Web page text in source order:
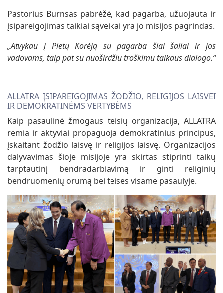
Pastorius Burnsas pabrėžė, kad pagarba, užuojauta ir
įsipareigojimas taikiai sąveikai yra jo misijos pagrindas.
„Atvykau į Pietų Korėją su pagarba šiai šaliai ir jos
vadovams, taip pat su nuoširdžiu troškimu taikaus dialogo.“
ALLATRA ĮSIPAREIGOJIMAS ŽODŽIO, RELIGIJOS LAISVEI
IR DEMOKRATINĖMS VERTYBĖMS
Kaip pasaulinė žmogaus teisių organizacija, ALLATRA
remia ir aktyviai propaguoja demokratinius principus,
įskaitant žodžio laisvę ir religijos laisvę. Organizacijos
dalyvavimas šioje misijoje yra skirtas stiprinti taikų
tarptautinį bendradarbiavimą ir ginti religinių
bendruomenių orumą bei teises visame pasaulyje.